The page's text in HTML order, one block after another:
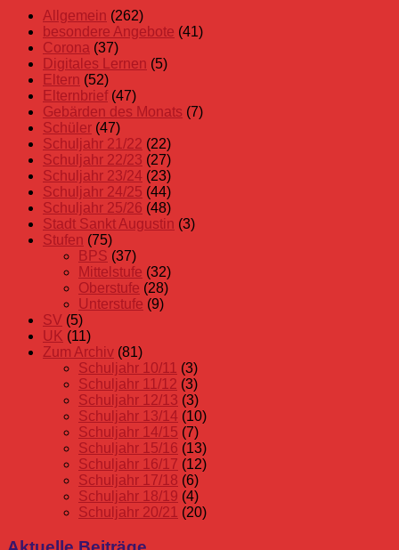
ElternbriefAllgemein (262)
besondere Angebote (41)
Corona (37)
Digitales Lernen (5)
Eltern (52)
Elternbrief(47)
Gebärden des Monats (7)
Schüler (47)
Schuljahr 21/22 (22)
Schuljahr 22/23 (27)
Schuljahr 23/24 (23)
Schuljahr 24/25 (44)
Schuljahr 25/26 (48)
Stadt Sankt Augustin (3)
Stufen (75)
BPS (37)
Mittelstufe (32)
Oberstufe (28)
Unterstufe (9)
SV (5)
UK (11)
Zum Archiv (81)
Schuljahr 10/11 (3)
Schuljahr 11/12 (3)
Schuljahr 12/13 (3)
Schuljahr 13/14 (10)
Schuljahr 14/15 (7)
Schuljahr 15/16 (13)
Schuljahr 16/17 (12)
Schuljahr 17/18 (6)
Schuljahr 18/19 (4)
Schuljahr 20/21 (20)